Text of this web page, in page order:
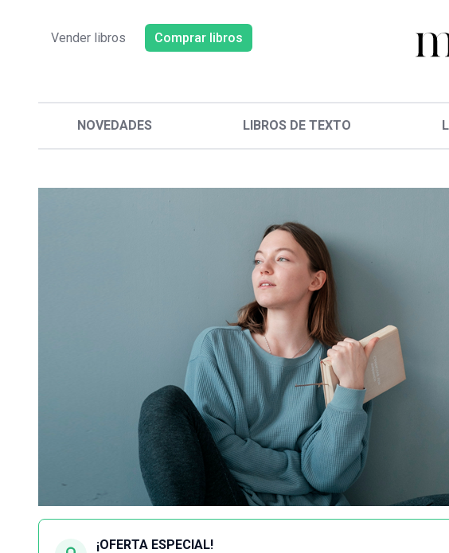
Vender libros Comprar libros
NOVEDADES LIBROS DE TEXTO
¡OFERTA ESPECIAL!